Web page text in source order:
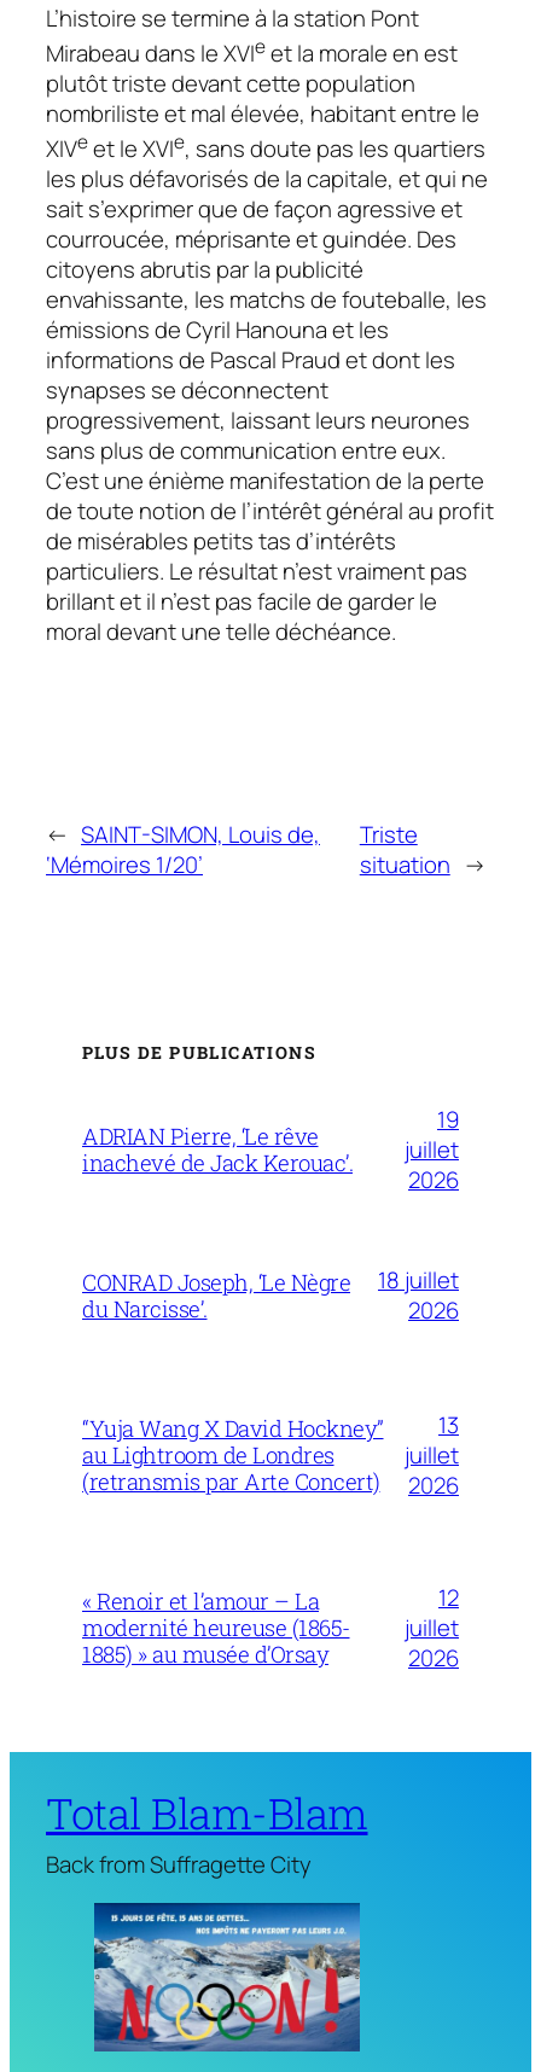
L’histoire se termine à la station Pont
Mirabeau dans le XVIeet la morale en est
plutôt triste devant cette population
nombriliste et mal élevée, habitant entre le
XIVeet le XVIe, sans doute pas les quartiers
les plus défavorisés de la capitale, et qui ne
sait s’exprimer que de façon agressive et
courroucée, méprisante et guindée. Des
citoyens abrutis par la publicité
envahissante, les matchs de fouteballe, les
émissions de Cyril Hanouna et les
informations de Pascal Praud et dont les
synapses se déconnectent
progressivement, laissant leurs neurones
sans plus de communication entre eux.
C’est une énième manifestation de la perte
de toute notion de l’intérêt général au profit
de misérables petits tas d’intérêts
particuliers. Le résultat n’est vraiment pas
brillant et il n’est pas facile de garder le
moral devant une telle déchéance.
← SAINT-SIMON, Louis de,
‘Mémoires 1/20’
Triste
situation →
PLUS DE PUBLICATIONS
ADRIAN Pierre, ‘Le rêve
inachevé de Jack Kerouac’.
19
juillet
2026
CONRAD Joseph, ‘Le Nègre
du Narcisse’.
18 juillet
2026
“Yuja Wang X David Hockney”
au Lightroom de Londres
(retransmis par Arte Concert)
13
juillet
2026
« Renoir et l’amour – La
modernité heureuse (1865-
1885) » au musée d’Orsay
12
juillet
2026
Total Blam-Blam
Back from Suffragette City